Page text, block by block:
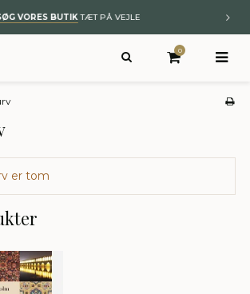
TIL NYT– KUNST OG ÆGTE TÆPPER
0
er tom